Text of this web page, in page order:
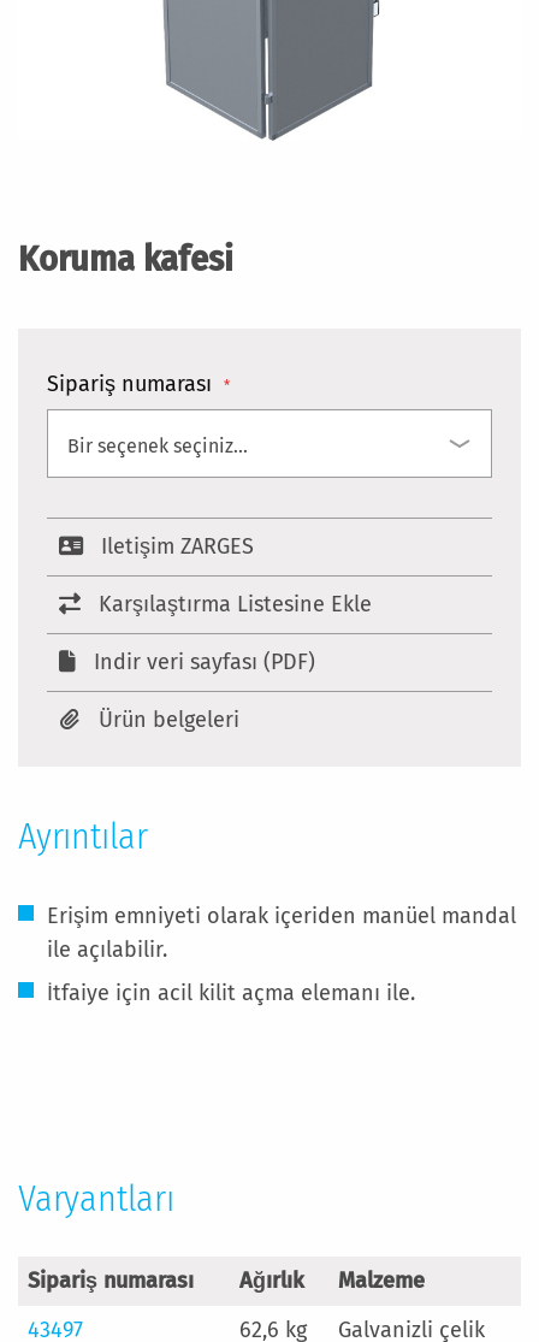
Koruma kafesi
Sipariş numarası
Iletişim ZARGES
Karşılaştırma Listesine Ekle
Indir veri sayfası (PDF)
Ürün belgeleri
git
Ayrıntılar
Erişim emniyeti olarak içeriden manüel mandal
ile açılabilir.
İtfaiye için acil kilit açma elemanı ile.
Varyantları
Sipariş numarası Ağırlık
Malzeme
43497
62,6 kg Galvanizli çelik